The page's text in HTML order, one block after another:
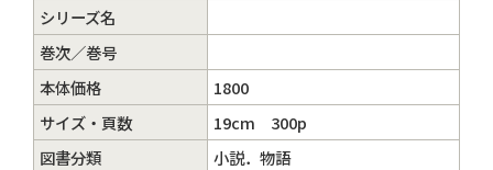
シリーズ名
巻次／巻号
本体価格
1800
サイズ・頁数
19cm 300p
図書分類
小説．物語